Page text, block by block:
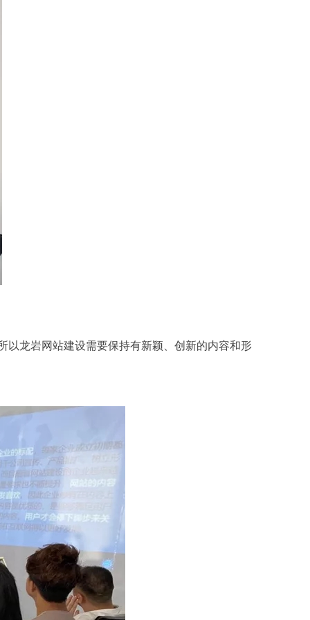
以龙岩网站建设需要保持有新颖、创新的内容和形